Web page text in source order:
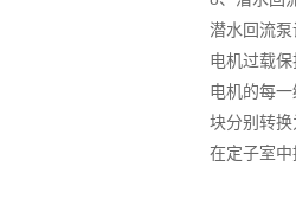
潜水回流
电机过载
电机的每
块分别转
在定子室